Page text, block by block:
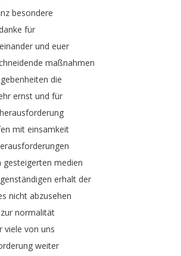
besondere
für
und euer
maßnahmen
die
ernst und für
herausforderung
mit einsamkeit
gesteigerten medien
erhalt der
nicht abzusehen
zur normalität
viele von uns
weiter